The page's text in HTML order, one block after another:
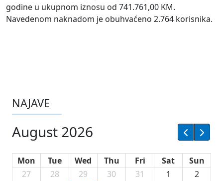
godine u ukupnom iznosu od 741.761,00 KM.
Navedenom naknadom je obuhvaćeno 2.764 korisnika.
NAJAVE
August 2026
Mon Tue Wed Thu Fri Sat
Sun
27
28 29 30 31 1 2